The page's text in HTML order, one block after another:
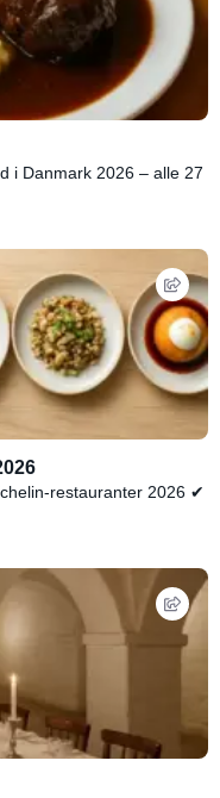
i Danmark 2026 – alle 27
restauranter 2026 ✔